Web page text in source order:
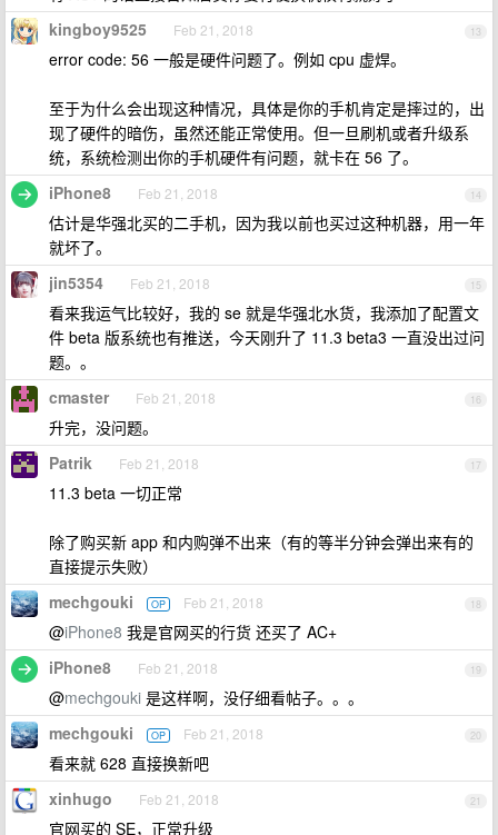
13
kingboy9525 Feb 21, 2018
error code: 56 一般是硬件问题了。例如 cpu 虚焊。
至于为什么会出现这种情况，具体是你的手机肯定是摔过的，出
现了硬件的暗伤，虽然还能正常使用。但一旦刷机或者升级系
统，系统检测出你的手机硬件有问题，就卡在 56 了。
14
iPhone8 Feb 21, 2018
估计是华强北买的二手机，因为我以前也买过这种机器，用一年
就坏了。
15
jin5354 Feb 21, 2018
看来我运气比较好，我的 se 就是华强北水货，我添加了配置文
件 beta 版系统也有推送，今天刚升了 11.3 beta3 一直没出过问
题。。
16
cmaster Feb 21, 2018
升完，没问题。
17
Patrik Feb 21, 2018
11.3 beta 一切正常
除了购买新 app 和内购弹不出来（有的等半分钟会弹出来有的
直接提示失败）
18
mechgouki OP Feb 21, 2018
@iPhone8 我是官网买的行货 还买了 AC+
19
iPhone8 Feb 21, 2018
@mechgouki 是这样啊，没仔细看帖子。。。
20
mechgouki OP Feb 21, 2018
看来就 628 直接换新吧
21
xinhugo Feb 21, 2018
官网买的 SE，正常升级